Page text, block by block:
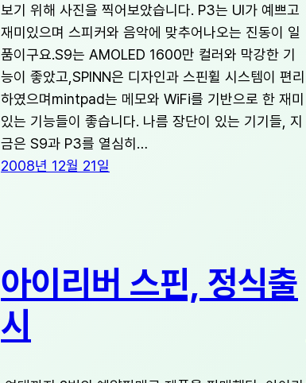
보기 위해 사진을 찍어보았습니다. P3는 UI가 예쁘고
재미있으며 스피커와 음악에 맞추어나오는 진동이 일
품이구요.S9는 AMOLED 1600만 컬러와 막강한 기
능이 좋았고,SPINN은 디자인과 스핀휠 시스템이 편리
하였으며mintpad는 메모와 WiFi를 기반으로 한 재미
있는 기능들이 좋습니다. 나름 장단이 있는 기기들, 지
금은 S9과 P3를 열심히…
2008년 12월 21일
아이리버 스핀, 정식출
시